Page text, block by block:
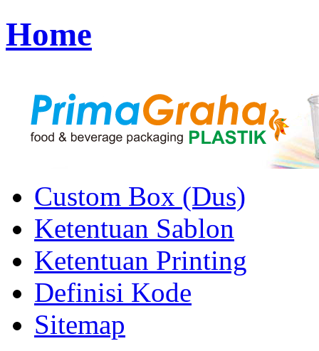
Home
Custom Box (Dus)
Ketentuan Sablon
Ketentuan Printing
Definisi Kode
Sitemap